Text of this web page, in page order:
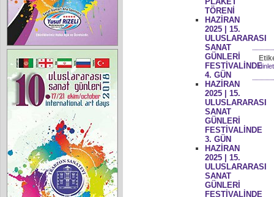
TÖRENİ
HAZİRAN
2025 | 15.
ULUSLARARASI
SANAT
GÜNLERİ
FESTİVALİNDE
4. GÜN
HAZİRAN
2025 | 15.
ULUSLARARASI
SANAT
GÜNLERİ
FESTİVALİNDE
3. GÜN
HAZİRAN
2025 | 15.
ULUSLARARASI
SANAT
GÜNLERİ
FESTİVALİNDE